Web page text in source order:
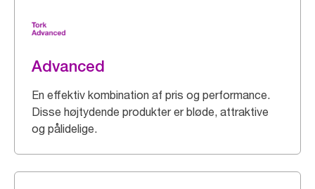
Advanced
En effektiv kombination af pris og performance.
Disse højtydende produkter er bløde, attraktive
og pålidelige.